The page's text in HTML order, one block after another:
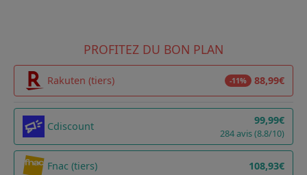
PROFITEZ DU BON PLAN
Rakuten (tiers) -11% 88,99€
Cdiscount 99,99€
284 avis (8.8/10)
Fnac (tiers) 108,93€